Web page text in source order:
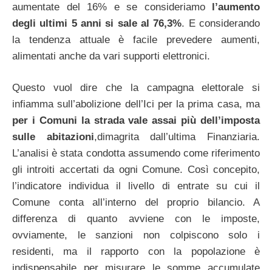
aumentate del 16% e se consideriamo l’aumento
degli ultimi 5 anni si sale al 76,3%. E considerando
la tendenza attuale è facile prevedere aumenti,
alimentati anche da vari supporti elettronici.
Questo vuol dire che la campagna elettorale si
infiamma sull’abolizione dell’Ici per la prima casa, ma
per i Comuni la strada vale assai più dell’imposta
sulle abitazioni,dimagrita dall’ultima Finanziaria.
L’analisi è stata condotta assumendo come riferimento
gli introiti accertati da ogni Comune. Così concepito,
l’indicatore individua il livello di entrate su cui il
Comune conta all’interno del proprio bilancio. A
differenza di quanto avviene con le imposte,
ovviamente, le sanzioni non colpiscono solo i
residenti, ma il rapporto con la popolazione è